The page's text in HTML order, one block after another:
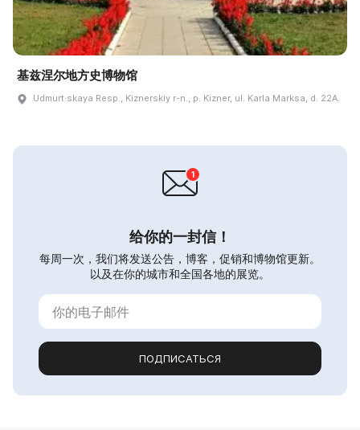
基兹涅尔地方史博物馆
Udmurt·skaya Resp., Kiznerskiy r-n., p. Kizner, ul. Karla Marksa, d. 22A.
给你的一封信！
每周一次，我们将发送公告，博客，促销和博物馆更新。
以及在你的城市和全国各地的展览。
ПОДПИСАТЬСЯ